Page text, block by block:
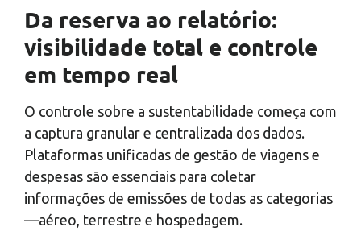
Da reserva ao relatório:
visibilidade total e controle
em tempo real
O controle sobre a sustentabilidade começa com
a captura granular e centralizada dos dados.
Plataformas unificadas de gestão de viagens e
despesas são essenciais para coletar
informações de emissões de todas as categorias
—aéreo, terrestre e hospedagem.